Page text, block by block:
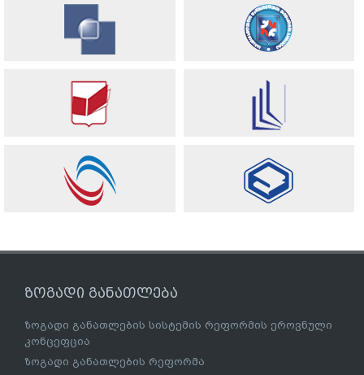
ზოგადი განათლება
ზოგადი განათლების სისტემის რეფორმის ეროვნული
კონცეფცია
ზოგადი განათლების რეფორმა